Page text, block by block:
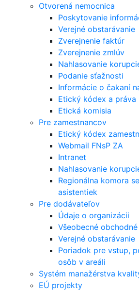
Otvorená nemocnica
Poskytovanie
Verejné obstarávanie
Zverejnenie faktúr
Zverejnenie zmlúv
Nahlasovanie
Podanie sťažnosti
Informácie o čakaní
Etický kódex a práva
Etická komisia
Pre zamestnancov
Etický kódex
Webmail FNsP ZA
Intranet
Nahlasovanie
Regionálna komora
asistentiek
Pre dodávateľov
Údaje o organizácii
Všeobecné
Verejné obstarávanie
Poriadok pre vstup,
osôb v areáli
Systém manažérstva
EÚ projekty